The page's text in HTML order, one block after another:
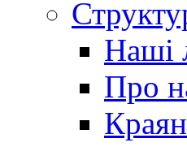
Наші
Про